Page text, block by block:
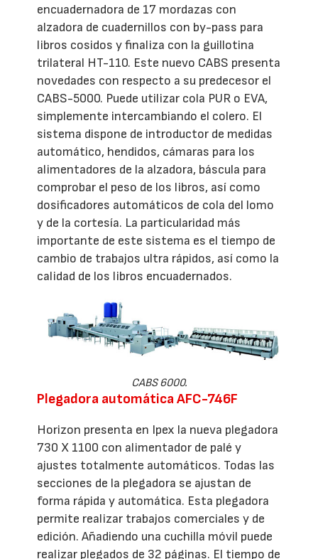
encuadernadora de 17 mordazas con
alzadora de cuadernillos con by-pass para
libros cosidos y finaliza con la guillotina
trilateral HT-110. Este nuevo CABS presenta
novedades con respecto a su predecesor el
CABS-5000. Puede utilizar cola PUR o EVA,
simplemente intercambiando el colero. El
sistema dispone de introductor de medidas
automático, hendidos, cámaras para los
alimentadores de la alzadora, báscula para
comprobar el peso de los libros, así como
dosificadores automáticos de cola del lomo
y de la cortesía. La particularidad más
importante de este sistema es el tiempo de
cambio de trabajos ultra rápidos, así como la
calidad de los libros encuadernados.
CABS 6000.
Plegadora automática AFC-746F
Horizon presenta en Ipex la nueva plegadora
730 X 1100 con alimentador de palé y
ajustes totalmente automáticos. Todas las
secciones de la plegadora se ajustan de
forma rápida y automática. Esta plegadora
permite realizar trabajos comerciales y de
edición. Añadiendo una cuchilla móvil puede
realizar plegados de 32 páginas. El tiempo de